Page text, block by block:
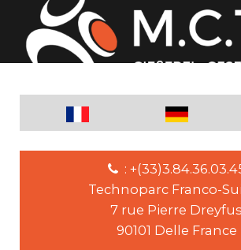
:
Technoparc Franco-
7 rue Pierre Dreyfus
90101 Delle France